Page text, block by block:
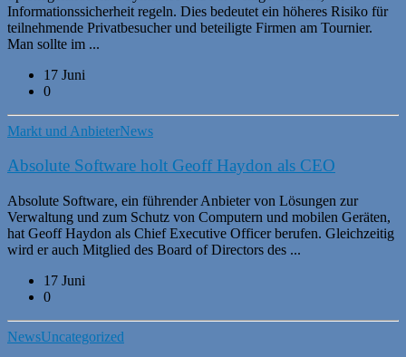
Informationssicherheit regeln. Dies bedeutet ein höheres Risiko für
teilnehmende Privatbesucher und beteiligte Firmen am Tournier.
Man sollte im ...
17 Juni
0
Markt und AnbieterNews
Absolute Software holt Geoff Haydon als CEO
Absolute Software, ein führender Anbieter von Lösungen zur
Verwaltung und zum Schutz von Computern und mobilen Geräten,
hat Geoff Haydon als Chief Executive Officer berufen. Gleichzeitig
wird er auch Mitglied des Board of Directors des ...
17 Juni
0
NewsUncategorized